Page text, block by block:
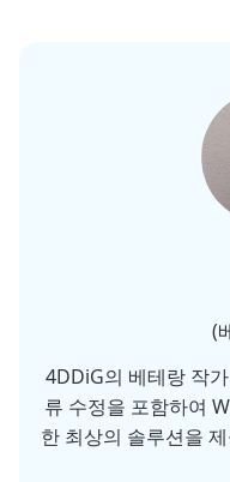
(
4DDiG의 베테랑 작
류 수정을 포함하여
한 최상의 솔루션을